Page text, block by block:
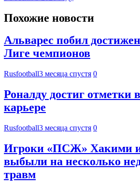
Похожие новости
Альварес побил
Лиге чемпионов
Rusfootball3 месяца спустя 0
Роналду достиг отметки
карьере
Rusfootball3 месяца спустя 0
Игроки «ПСЖ» Хакими
выбыли на несколько
травм